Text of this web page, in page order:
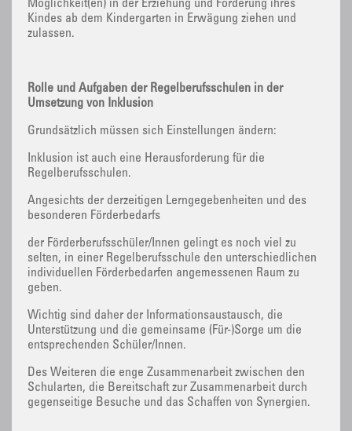
Möglichkeit(en) in der Erziehung und Förderung ihres
Kindes ab dem Kindergarten in Erwägung ziehen und
zulassen.
Rolle und Aufgaben der Regelberufsschulen in der
Umsetzung von Inklusion
Grundsätzlich müssen sich Einstellungen ändern:
Inklusion ist auch eine Herausforderung für die
Regelberufsschulen.
Angesichts der derzeitigen Lerngegebenheiten und des
besonderen Förderbedarfs
der Förderberufsschüler/Innen gelingt es noch viel zu
selten, in einer Regelberufsschule den unterschiedlichen
individuellen Förderbedarfen angemessenen Raum zu
geben.
Wichtig sind daher der Informationsaustausch, die
Unterstützung und die gemeinsame (Für-)Sorge um die
entsprechenden Schüler/Innen.
Des Weiteren die enge Zusammenarbeit zwischen den
Schularten, die Bereitschaft zur Zusammenarbeit durch
gegenseitige Besuche und das Schaffen von Synergien.